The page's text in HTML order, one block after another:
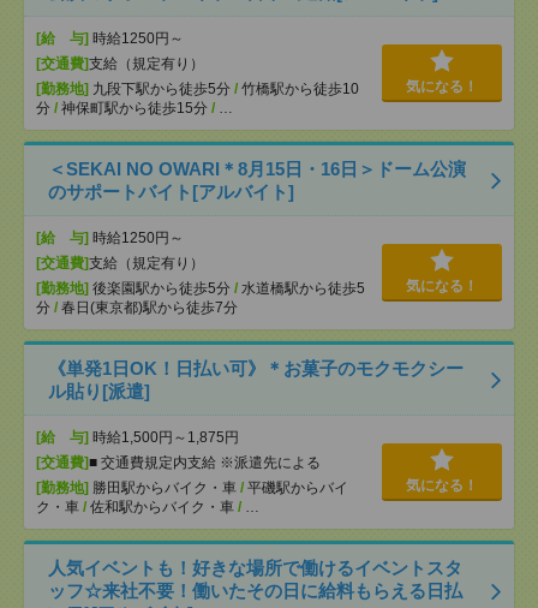
[給 与] 時給1250円～
[交通費]支給（規定有り）
[勤務地] 九段下駅から徒歩5分 / 竹橋駅から徒歩10
分 / 神保町駅から徒歩15分 / …
気になる！
＜SEKAI NO OWARI＊8月15日・16日＞ドーム公演
のサポートバイト[アルバイト]
[給 与] 時給1250円～
[交通費]支給（規定有り）
[勤務地] 後楽園駅から徒歩5分 / 水道橋駅から徒歩5
分 / 春日(東京都)駅から徒歩7分
気になる！
《単発1日OK！日払い可》＊お菓子のモクモクシー
ル貼り[派遣]
[給 与] 時給1,500円～1,875円
[交通費]■ 交通費規定内支給 ※派遣先による
[勤務地] 勝田駅からバイク・車 / 平磯駅からバイ
ク・車 / 佐和駅からバイク・車 / …
気になる！
人気イベントも！好きな場所で働けるイベントスタ
ッフ☆来社不要！働いたその日に給料もらえる日払